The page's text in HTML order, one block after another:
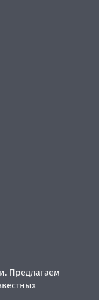
Предлагаем